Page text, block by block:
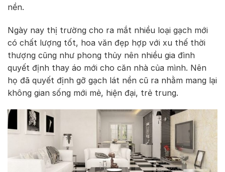
nền.
Ngày nay thị trường cho ra mắt nhiều loại gạch mới
có chất lượng tốt, hoa văn đẹp hợp với xu thế thời
thượng cũng như phong thủy nên nhiều gia đình
quyết định thay áo mới cho căn nhà của mình. Nên
họ đã quyết định gỡ gạch lát nền cũ ra nhằm mang lại
không gian sống mới mẻ, hiện đại, trẻ trung.